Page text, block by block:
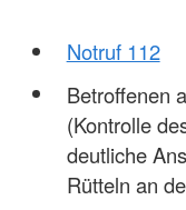
Notruf 112
Betroffenen
(Kontrolle
deutliche
Rütteln an